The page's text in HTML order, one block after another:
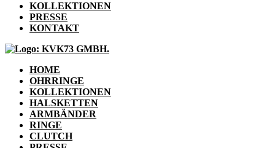
KOLLEKTIONEN
PRESSE
KONTAKT
HOME
OHRRINGE
KOLLEKTIONEN
HALSKETTEN
ARMBÄNDER
RINGE
CLUTCH